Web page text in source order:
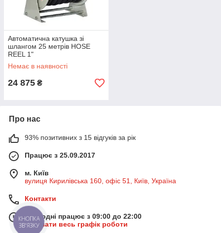
Автоматична катушка зі
шлангом 25 метрів HOSE
REEL 1"
Немає в наявності
24 875 ₴
Про нас
93% позитивних з 15 відгуків за рік
Працює з 25.09.2017
м. Київ
вулиця Кирилівська 160, офіс 51, Київ, Україна
Контакти
Сьогодні працює з 09:00 до 22:00
Показати весь графік роботи
КНОПКА
ЗВ'ЯЗКУ